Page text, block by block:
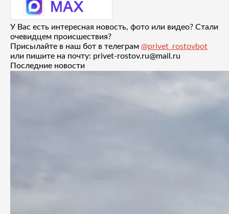
У Вас есть интересная новость, фото или видео? Стали
очевидцем происшествия?
Присылайте в наш бот в телеграм @privet_rostovbot
или пишите на почту: privet-rostov.ru@mail.ru
Последние новости